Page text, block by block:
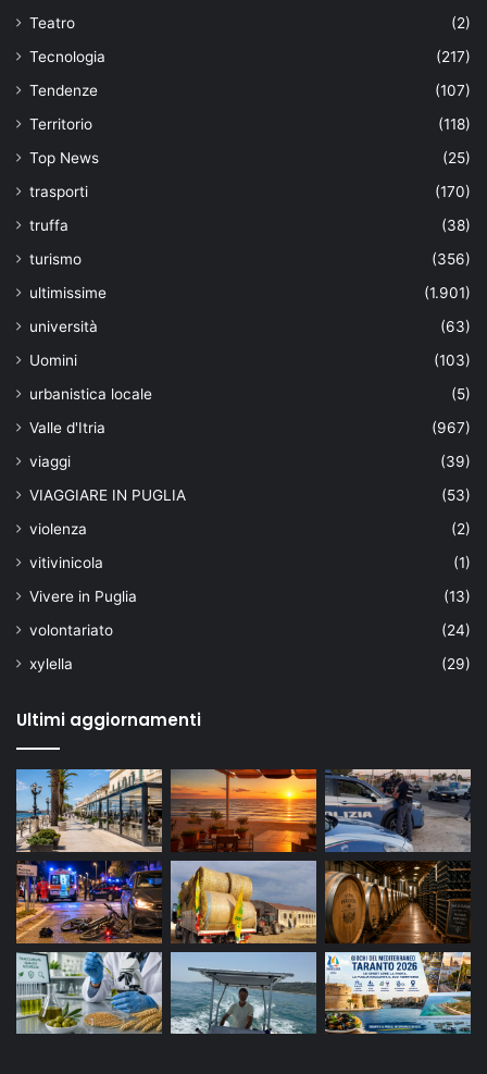
Teatro
(2)
Tecnologia
(217)
Tendenze
(107)
Territorio
(118)
Top News
(25)
trasporti
(170)
truffa
(38)
turismo
(356)
ultimissime
(1.901)
università
(63)
Uomini
(103)
urbanistica locale
(5)
Valle d'Itria
(967)
viaggi
(39)
VIAGGIARE IN PUGLIA
(53)
violenza
(2)
vitivinicola
(1)
Vivere in Puglia
(13)
volontariato
(24)
xylella
(29)
Ultimi aggiornamenti